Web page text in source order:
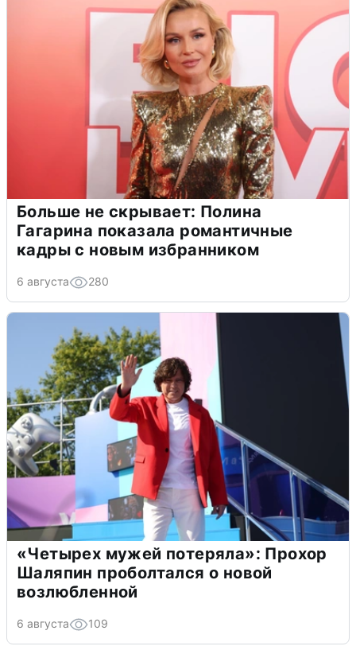
Больше не скрывает: Полина
Гагарина показала романтичные
кадры с новым избранником
6 августа 280
«Четырех мужей потеряла»: Прохор
Шаляпин проболтался о новой
возлюбленной
6 августа 109